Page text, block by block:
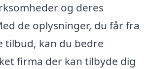
og deres
de oplysninger, du får fra
tilbud, kan du bedre
firma der kan tilbyde dig